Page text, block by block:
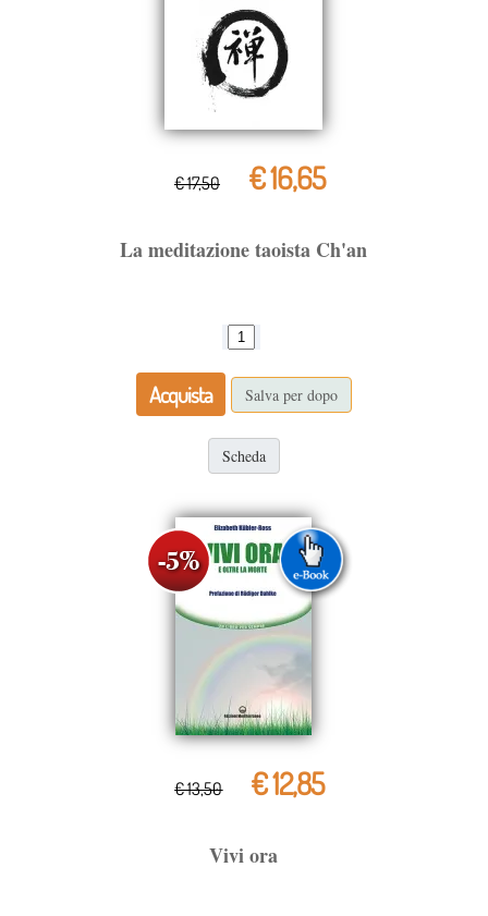
€ 17,50 € 16,65
La meditazione taoista Ch'an
Acquista Salva per dopo
Scheda
€ 13,50 € 12,85
Vivi ora